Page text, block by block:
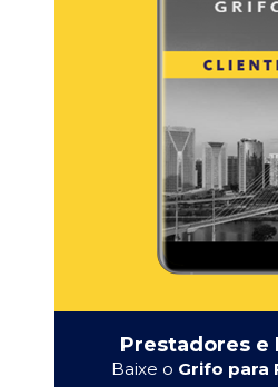
Prestadores e
Baixe o Grifo para